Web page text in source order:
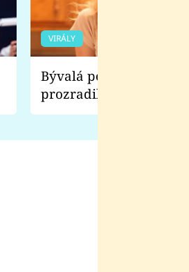
VIRÁLY
Bývalá pornoherečka
prozradila, co ji
natáčení Euforie.